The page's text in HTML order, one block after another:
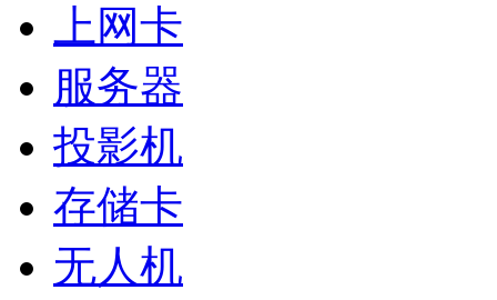
上网卡
服务器
投影机
存储卡
无人机